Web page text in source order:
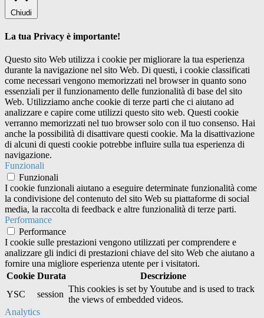
Chiudi
La tua Privacy è importante!
Questo sito Web utilizza i cookie per migliorare la tua esperienza
durante la navigazione nel sito Web. Di questi, i cookie classificati
come necessari vengono memorizzati nel browser in quanto sono
essenziali per il funzionamento delle funzionalità di base del sito
Web. Utilizziamo anche cookie di terze parti che ci aiutano ad
analizzare e capire come utilizzi questo sito web. Questi cookie
verranno memorizzati nel tuo browser solo con il tuo consenso. Hai
anche la possibilità di disattivare questi cookie. Ma la disattivazione
di alcuni di questi cookie potrebbe influire sulla tua esperienza di
navigazione.
Funzionali
Funzionali
I cookie funzionali aiutano a eseguire determinate funzionalità come
la condivisione del contenuto del sito Web su piattaforme di social
media, la raccolta di feedback e altre funzionalità di terze parti.
Performance
Performance
I cookie sulle prestazioni vengono utilizzati per comprendere e
analizzare gli indici di prestazioni chiave del sito Web che aiutano a
fornire una migliore esperienza utente per i visitatori.
Cookie Durata
Descrizione
YSC
session
This cookies is set by Youtube and is used to track
the views of embedded videos.
Analytics